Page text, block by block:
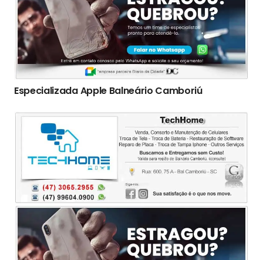
Especializada Apple Balneário Camboriú